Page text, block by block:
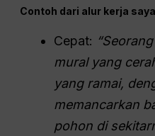
Contoh dari alur kerja
Cepat:
mural yang
yang ramai,
memancarkan
pohon di